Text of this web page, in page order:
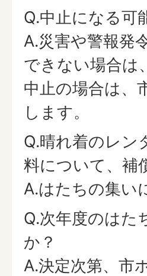
Q.中止になる可
A.災害や警報発
できない場合は
中止の場合は、
します。
Q.晴れ着のレン
料について、補
A.はたちの集い
Q.次年度のはた
か？
A.決定次第、市